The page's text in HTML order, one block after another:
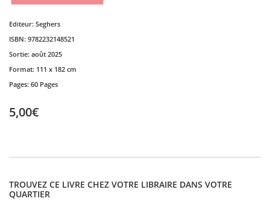
Editeur: Seghers
ISBN: 9782232148521
Sortie: août 2025
Format: 111 x 182 cm
Pages: 60 Pages
5,00€
TROUVEZ CE LIVRE CHEZ VOTRE LIBRAIRE DANS VOTRE
QUARTIER